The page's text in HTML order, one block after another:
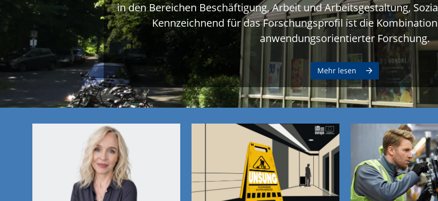
in den Bereichen Beschäftigung, Arbeit und Arbeitsgestaltung,
Kennzeichnend für das Forschungsprofil ist die
anwendungsorientierter Forschung.
Mehr lesen